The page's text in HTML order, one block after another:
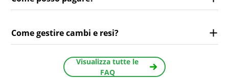
Come gestire cambi e resi?
Visualizza tutte le
FAQ